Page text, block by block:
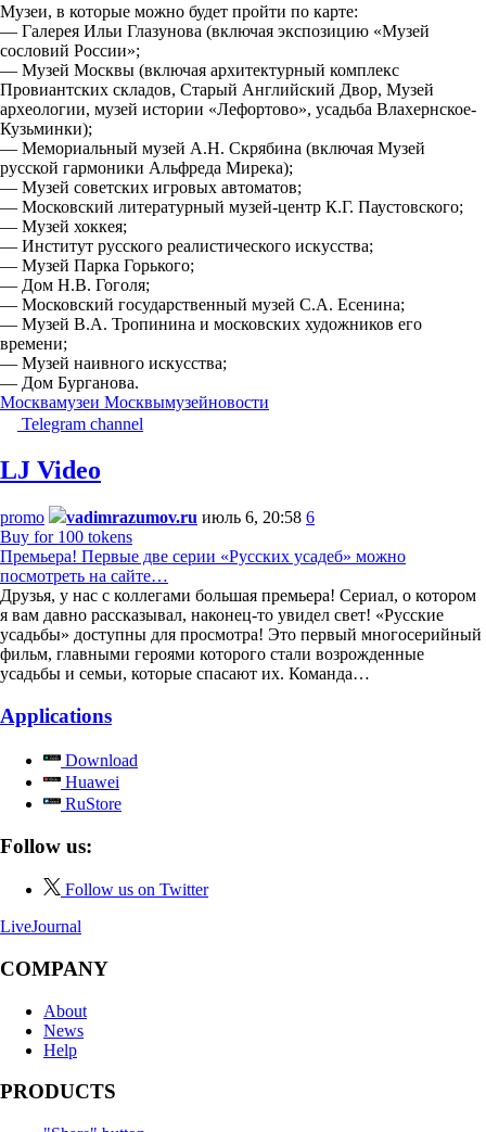
Музеи, в которые можно будет пройти по карте:
— Галерея Ильи Глазунова (включая экспозицию «Музей
сословий России»;
— Музей Москвы (включая архитектурный комплекс
Провиантских складов, Старый Английский Двор, Музей
археологии, музей истории «Лефортово», усадьба Влахернское-
Кузьминки);
— Мемориальный музей А.Н. Скрябина (включая Музей
русской гармоники Альфреда Мирека);
— Музей советских игровых автоматов;
— Московский литературный музей-центр К.Г. Паустовского;
— Музей хоккея;
— Институт русского реалистического искусства;
— Музей Парка Горького;
— Дом Н.В. Гоголя;
— Московский государственный музей С.А. Есенина;
— Музей В.А. Тропинина и московских художников его
времени;
— Музей наивного искусства;
— Дом Бурганова.
Москвамузеи Москвымузейновости
Telegram channel
LJ Video
promo vadimrazumov.ru июль 6, 20:58 6
Buy for 100 tokens
Премьера! Первые две серии «Русских усадеб» можно
посмотреть на сайте…
Друзья, у нас с коллегами большая премьера! Сериал, о котором
я вам давно рассказывал, наконец-то увидел свет! «Русские
усадьбы» доступны для просмотра! Это первый многосерийный
фильм, главными героями которого стали возрожденные
усадьбы и семьи, которые спасают их. Команда…
Applications
Download
Huawei
RuStore
Follow us:
Follow us on Twitter
LiveJournal
COMPANY
About
News
Help
PRODUCTS